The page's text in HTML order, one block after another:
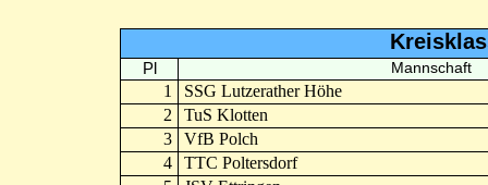
Pl Mannschaft
1
SSG Lutzerather Höhe
2
TuS Klotten
3
VfB Polch
4
TTC Poltersdorf